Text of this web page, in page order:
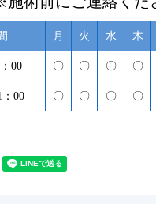
月 火 水 木
00 〇 〇 〇 〇
：00 〇 〇 〇 〇